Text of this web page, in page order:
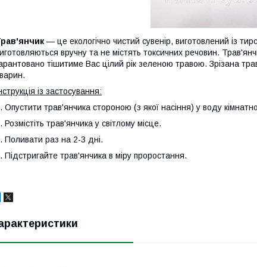
— це екологічно чистий сувенір, виготовлений із
вручну та не містять токсичних речовин.
тішитиме Вас цілий рік зеленою травою. Зрізана
із застосування:
Опустити трав'янчика стороною (з якої насіння) у воду
Розмістіть трав'янчика у світлому місце.
Поливати раз на 2-3 дні.
Підстригайте трав'янчика в міру проростання.